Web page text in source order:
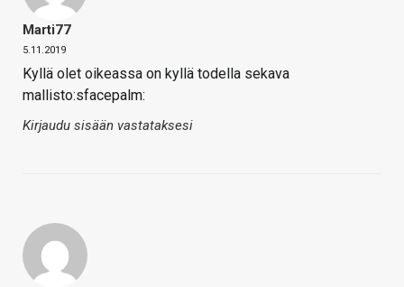
Marti77
5.11.2019
Kyllä olet oikeassa on kyllä todella sekava
mallisto:sfacepalm:
Kirjaudu sisään vastataksesi